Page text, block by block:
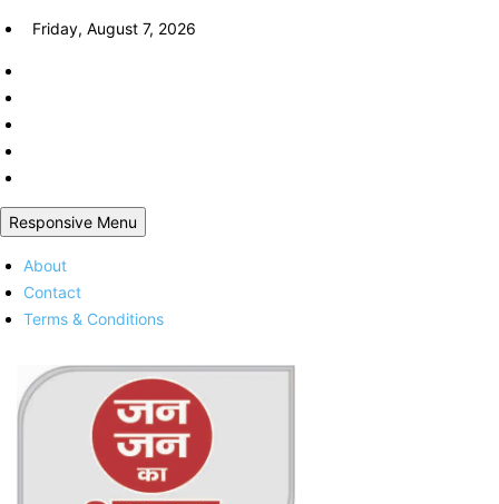
Skip
content
Friday, August 7, 2026
Responsive Menu
About
Contact
Terms & Conditions